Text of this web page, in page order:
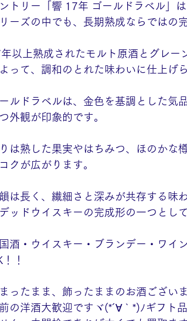
トリー「響 17年 ゴールドラベル」
ーズの中でも、長期熟成ならではの
以上熟成されたモルト原酒とグレー
って、調和のとれた味わいに仕上げ
ルドラベルは、金色を基調とした気
外観が印象的です。
は熟した果実やはちみつ、ほのかな
クが広がります。
は長く、繊細さと深みが共存する味
ッドウイスキーの完成形の一つとし
酒・ウイスキー・ブランデー・ワイ
！
ったまま、飾ったままのお酒ござい
の洋酒大歓迎ですヾ(*´∀｀*)ﾉギフト